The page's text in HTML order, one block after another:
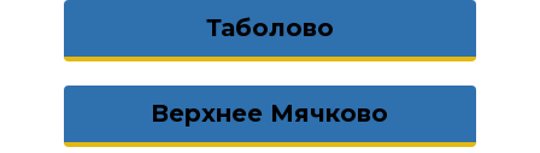
Таболово
Верхнее Мячково